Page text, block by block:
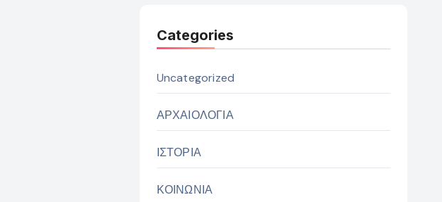
Categories
Uncategorized
ΑΡΧΑΙΟΛΟΓΙΑ
ΙΣΤΟΡΙΑ
ΚΟΙΝΩΝΙΑ